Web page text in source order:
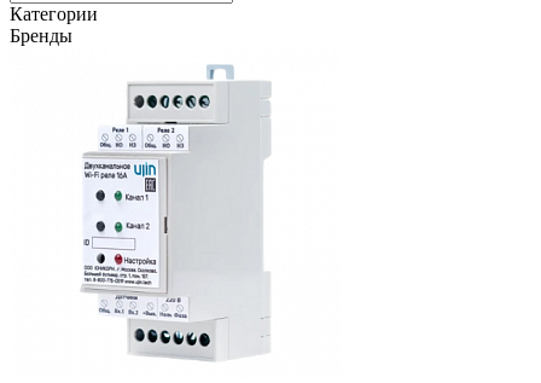
Категории
Бренды